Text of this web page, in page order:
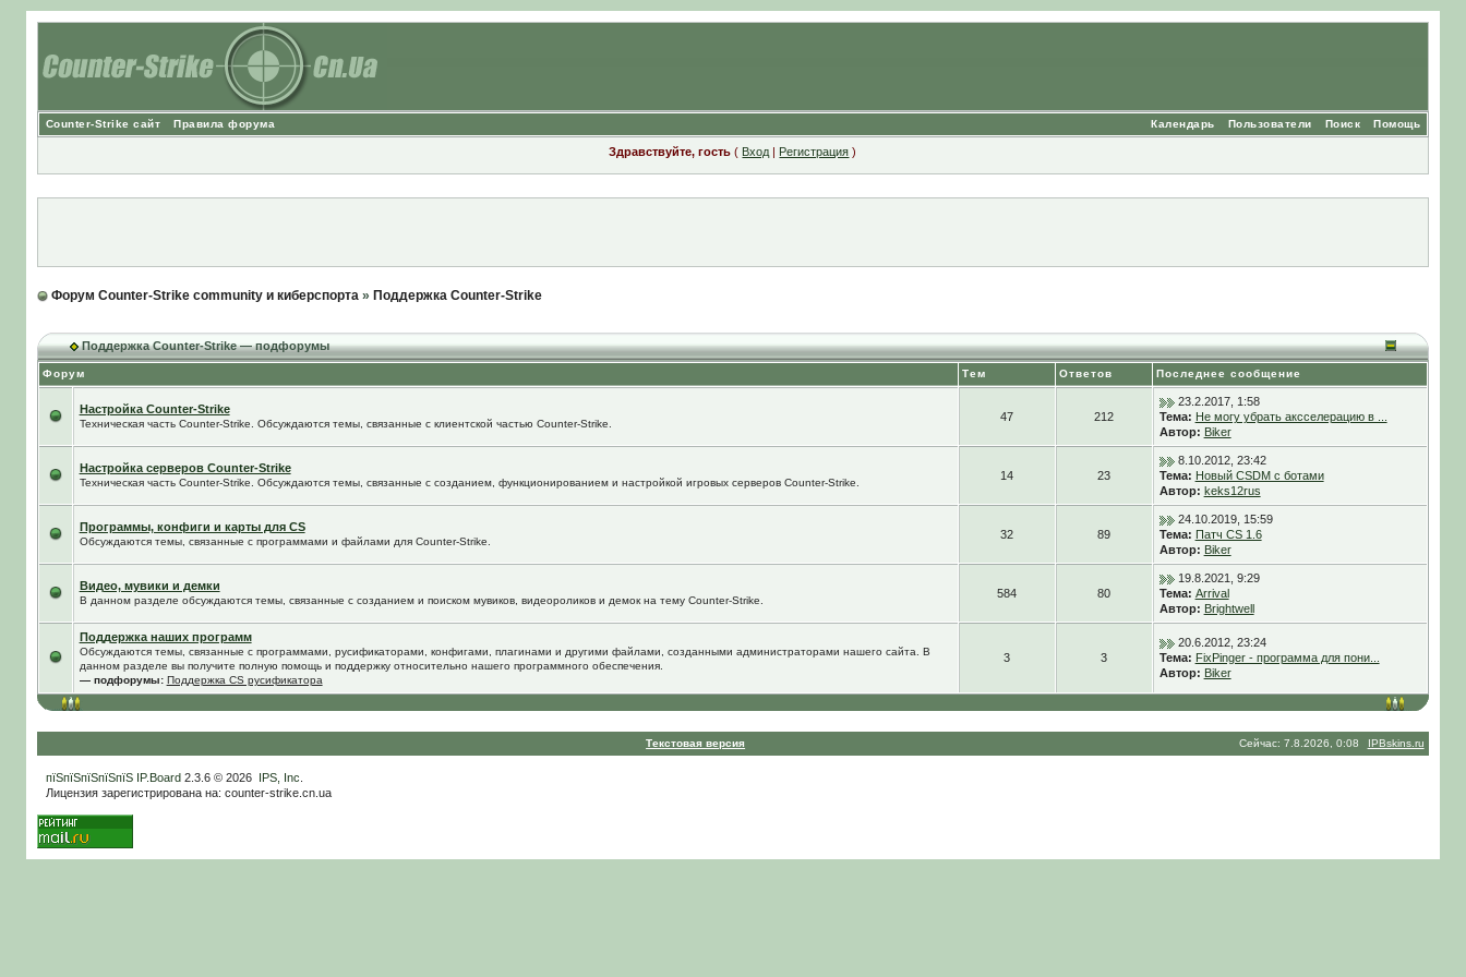
Counter-Strike сайт Правила форума Помощь
Поиск
Пользователи
Календарь
Здравствуйте, гость ( Вход | Регистрация )
Форум Counter-Strike community и киберспорта» Поддержка Counter-Strike
Поддержка Counter-Strike — подфорумы
Форум Тем Ответов Последнее сообщение
Настройка Counter-Strike
Техническая часть Counter-Strike. Обсуждаются темы, связанные с клиентской частью Counter-Strike.
47 212
23.2.2017, 1:58
Тема: Не могу убрать аксселерацию в ...
Автор: Biker
Настройка серверов Counter-Strike
Техническая часть Counter-Strike. Обсуждаются темы, связанные с созданием, функционированием и настройкой игровых серверов Counter-Strike.
14 23
8.10.2012, 23:42
Тема: Новый CSDM с ботами
Автор: keks12rus
Программы, конфиги и карты для CS
Обсуждаются темы, связанные с программами и файлами для Counter-Strike.
32 89
24.10.2019, 15:59
Тема: Патч CS 1.6
Автор: Biker
Видео, мувики и демки
В данном разделе обсуждаются темы, связанные с созданием и поиском мувиков, видеороликов и демок на тему Counter-Strike.
584 80
19.8.2021, 9:29
Тема: Arrival
Автор: Brightwell
Поддержка наших программ
Обсуждаются темы, связанные с программами, русификаторами, конфигами, плагинами и другими файлами, созданными администраторами нашего сайта. В
данном разделе вы получите полную помощь и поддержку относительно нашего программного обеспечения.
— подфорумы: Поддержка CS русификатора
3 3
20.6.2012, 23:24
Тема: FixPinger - программа для пони...
Автор: Biker
Текстовая версия Сейчас: 7.8.2026, 0:08 IPBskins.ru
пїЅпїЅпїЅпїЅпїЅ IP.Board2.3.6 © 2026 IPS, Inc
Лицензия зарегистрирована на: counter-strike.cn.ua